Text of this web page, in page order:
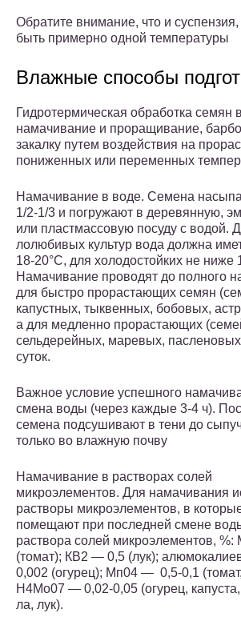
Обратите внимание, что и
быть примерно одной температуры
Влажные способы
Гидротермическая обработка семян
намачивание и проращи­вание,
закалку путем воздействия на
пониженных или переменных
Намачивание в воде. Семена
1/2-1/3 и погружают в деревянную,
или пластмассовую посуду с водой.
лолюбивых культур вода должна
18-20°С, для холодо­стойких не ниже
Намачивание проводят до полного
для быстро прорастающих семян
капустных, тыквенных, бобовых,
а для медленно прорастающих
сельдерейных, маревых,
суток.
Важное условие успешного
смена воды (через ка­ждые 3-4 ч).
семена подсушивают в тени до
только во влажную почву
Намачивание в растворах солей
микроэлементов. Для намачивания
растворы микроэлементов, в
помещают при по­следней смене
раствора солей микроэлементов, %:
(томат); КВ2 — 0,5 (лук);
0,002 (огурец); Мп04 — 0,5-0,1
Н4Мо07 — 0,02-0,05 (огурец,
ла, лук).